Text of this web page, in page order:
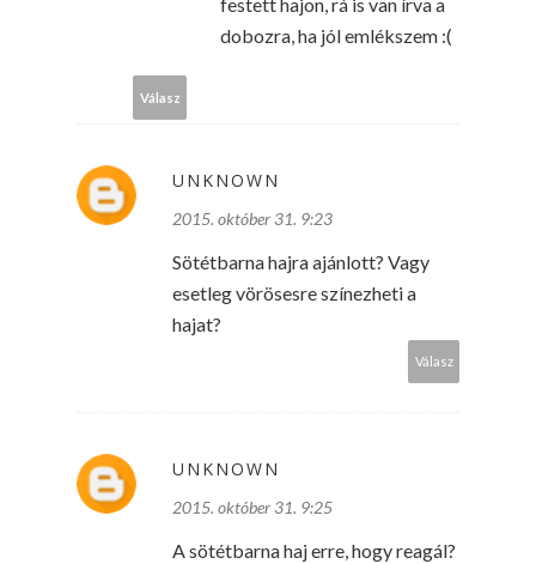
dobozra, ha jól emlékszem :(
Válasz
UNKNOWN
2015. október 31. 9:23
Sötétbarna hajra ajánlott? Vagy
esetleg vörösesre színezheti a
hajat?
Válasz
UNKNOWN
2015. október 31. 9:25
A sötétbarna haj erre, hogy reagál?